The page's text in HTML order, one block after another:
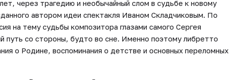
через трагедию и необычайный слом в судьбе к новому
автором идеи спектакля Иваном Складчиковым. По
на тему судьбы композитора глазами самого Сергея
путь со стороны, будто во сне. Именно поэтому либретто
о Родине, воспоминания о детстве и основных переломных